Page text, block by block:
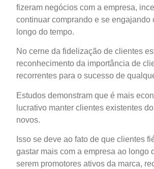
fizeram negócios com a empresa,
continuar comprando e se engajando
longo do tempo.
No cerne da fidelização de clientes
reconhecimento da importância de
recorrentes para o sucesso de
Estudos demonstram que é mais
lucrativo manter clientes existentes
novos.
Isso se deve ao fato de que clientes
gastar mais com a empresa ao longo
serem promotores ativos da marca,